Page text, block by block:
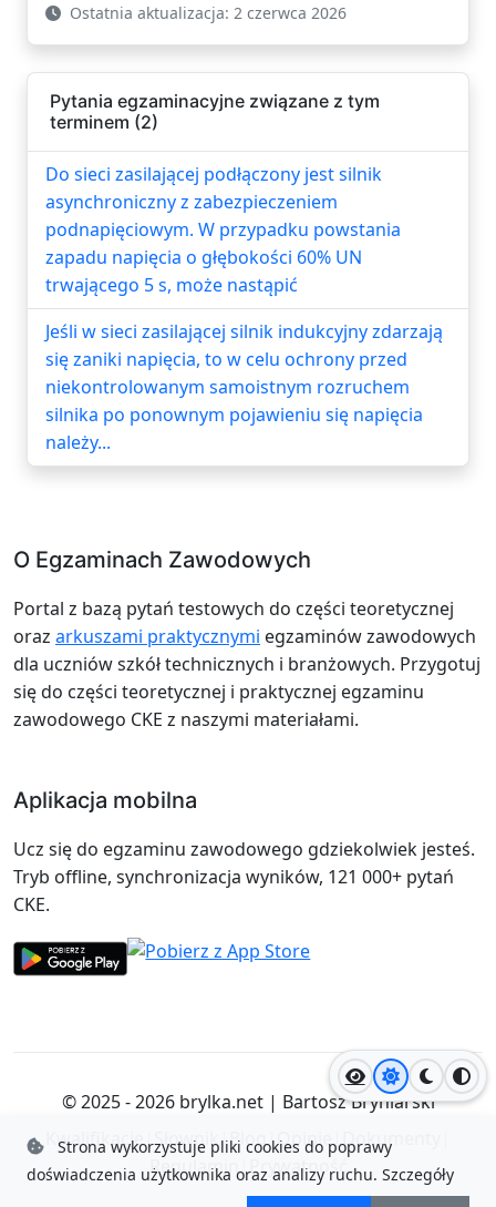
Jasny motyw
Ciemny
Ostatnia aktualizacja: 2 czerwca 2026
Pytania egzaminacyjne związane z tym
terminem (2)
Do sieci zasilającej podłączony jest silnik
asynchroniczny z zabezpieczeniem
podnapięciowym. W przypadku powstania
zapadu napięcia o głębokości 60% UN
trwającego 5 s, może nastąpić
Jeśli w sieci zasilającej silnik indukcyjny zdarzają
się zaniki napięcia, to w celu ochrony przed
niekontrolowanym samoistnym rozruchem
silnika po ponownym pojawieniu się napięcia
należy...
O Egzaminach Zawodowych
Portal z bazą pytań testowych do części teoretycznej
oraz arkuszami praktycznymi egzaminów zawodowych
dla uczniów szkół technicznych i branżowych. Przygotuj
się do części teoretycznej i praktycznej egzaminu
zawodowego CKE z naszymi materiałami.
Aplikacja mobilna
Ucz się do egzaminu zawodowego gdziekolwiek jesteś.
Tryb offline, synchronizacja wyników, 121 000+ pytań
CKE.
© 2025 - 2026 brylka.net| Bartosz Bryniarski
Kwalifikacje|Słownik|Blog|Opinie|Dokumenty
Regulamin|Prywatność
Strona wykorzystuje pliki cookies do poprawy
doświadczenia użytkownika oraz analizy ruchu. Szczegóły